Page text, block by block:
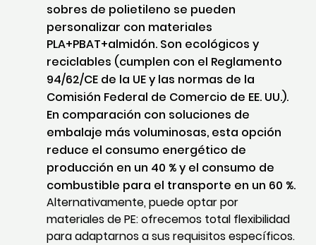
sobres de polietileno se pueden
personalizar con materiales
PLA+PBAT+almidón. Son ecológicos y
reciclables (cumplen con el Reglamento
94/62/CE de la UE y las normas de la
Comisión Federal de Comercio de EE. UU.).
En comparación con soluciones de
embalaje más voluminosas, esta opción
reduce el consumo energético de
producción en un 40 % y el consumo de
combustible para el transporte en un 60 %.
Alternativamente, puede optar por
materiales de PE: ofrecemos total flexibilidad
para adaptarnos a sus requisitos específicos.